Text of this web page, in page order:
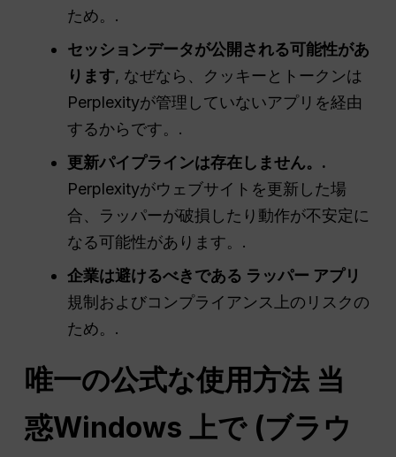
ため。.
セッションデータが公開される可能性があ
ります, なぜなら、クッキーとトークンは
Perplexityが管理していないアプリを経由
するからです。.
更新パイプラインは存在しません。.
Perplexityがウェブサイトを更新した場
合、ラッパーが破損したり動作が不安定に
なる可能性があります。.
企業は避けるべきである ラッパー アプリ
規制およびコンプライアンス上のリスクの
ため。.
唯一の公式な使用方法 当
惑Windows 上で (ブラウ